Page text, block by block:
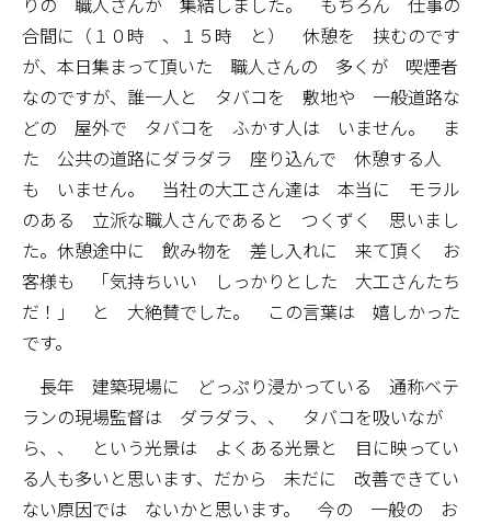
合間に（１０時 、１５時 と） 休憩を 挟むのです
が、本日集まって頂いた 職人さんの 多くが 喫煙者
なのですが、誰一人と タバコを 敷地や 一般道路な
どの 屋外で タバコを ふかす人は いません。 ま
た 公共の道路にダラダラ 座り込んで 休憩する人
も いません。 当社の大工さん達は 本当に モラル
のある 立派な職人さんであると つくずく 思いまし
た。休憩途中に 飲み物を 差し入れに 来て頂く お
客様も 「気持ちいい しっかりとした 大工さんたち
だ！」 と 大絶賛でした。 この言葉は 嬉しかった
です。
長年 建築現場に どっぷり浸かっている 通称ベテ
ランの現場監督は ダラダラ、、 タバコを吸いなが
ら、、 という光景は よくある光景と 目に映ってい
る人も多いと思います、だから 未だに 改善できてい
ない原因では ないかと思います。 今の 一般の お